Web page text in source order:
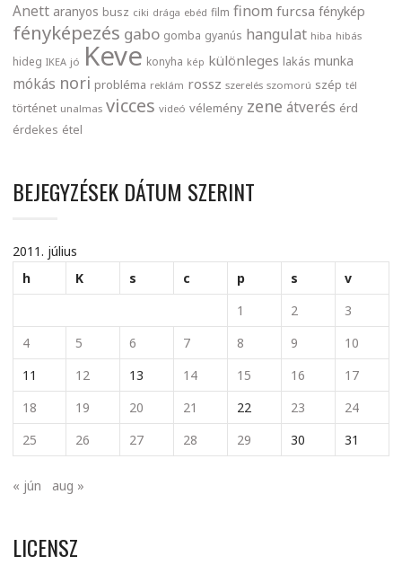
Anett aranyos busz ciki drága ebéd film finom furcsa fénykép
fényképezés gabo gomba gyanús hangulat hiba hibás
hideg IKEA jó Keve konyha kép különleges lakás munka
mókás nori probléma reklám rossz szerelés szomorú szép tél
történet unalmas vicces videó vélemény zene átverés érd
érdekes étel
BEJEGYZÉSEK DÁTUM SZERINT
2011. július
h
K s c p s
v
1
2
3
4
5 6 7 8 9
10
11
12 13 14 15 16
17
18
19 20 21 22 23
24
25
26 27 28 29 30 31
« jún aug »
LICENSZ